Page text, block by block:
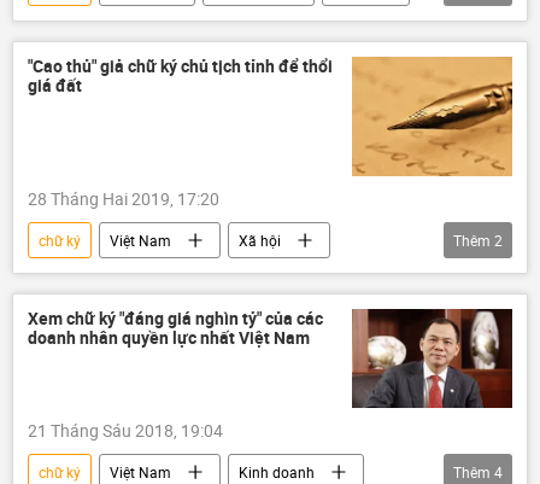
Tajikistan
Belarus
Armenia
Kazakhstan
Chính trị an ninh
"Cao thủ" giả chữ ký chủ tịch tỉnh để thổi
giá đất
28 Tháng Hai 2019, 17:20
chữ ký Việt Nam
Xã hội
Quảng Nam
đất đai
Thêm 2
Xem chữ ký "đáng giá nghìn tỷ" của các
doanh nhân quyền lực nhất Việt Nam
21 Tháng Sáu 2018, 19:04
chữ ký Việt Nam
Kinh doanh
Thêm 4